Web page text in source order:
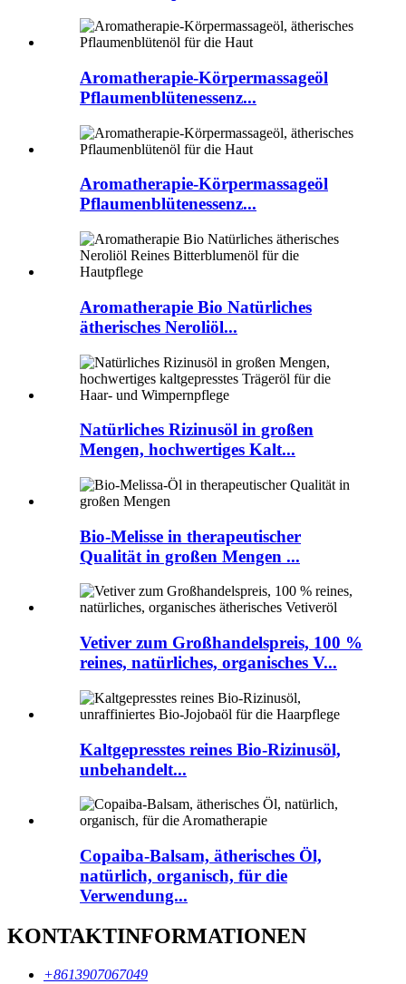
Aromatherapie-Körpermassageöl
Pflaumenblütenessenz...
Aromatherapie-Körpermassageöl
Pflaumenblütenessenz...
Aromatherapie Bio Natürliches
ätherisches Neroliöl...
Natürliches Rizinusöl in großen
Mengen, hochwertiges Kalt...
Bio-Melisse in therapeutischer
Qualität in großen Mengen ...
Vetiver zum Großhandelspreis, 100 %
reines, natürliches, organisches V...
Kaltgepresstes reines Bio-Rizinusöl,
unbehandelt...
Copaiba-Balsam, ätherisches Öl,
natürlich, organisch, für die
Verwendung...
KONTAKTINFORMATIONEN
+8613907067049